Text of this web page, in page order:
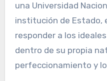
una Universidad
institución de Estado,
responder a los
dentro de su propia
perfeccionamiento y